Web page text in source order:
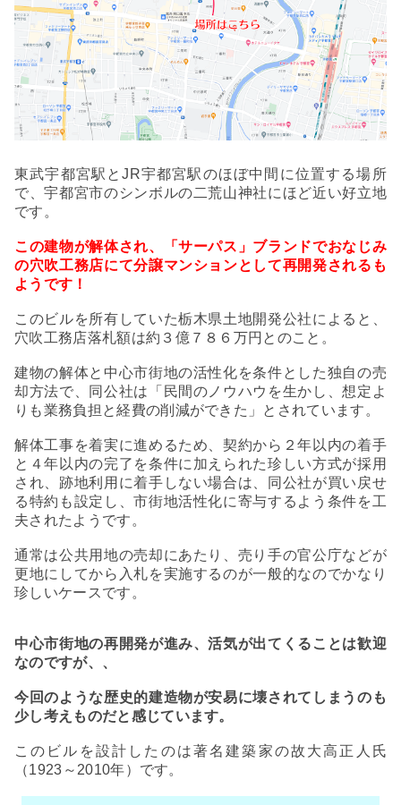
東武宇都宮駅とJR宇都宮駅のほぼ中間に位置する場所
で、宇都宮市のシンボルの二荒山神社にほど近い好立地
です。
この建物が解体され、「サーパス」ブランドでおなじみ
の穴吹工務店にて分譲マンションとして再開発されるも
ようです！
このビルを所有していた栃木県土地開発公社によると、
穴吹工務店落札額は約３億７８６万円とのこと。
建物の解体と中心市街地の活性化を条件とした独自の売
却方法で、同公社は「民間のノウハウを生かし、想定よ
りも業務負担と経費の削減ができた」とされています。
解体工事を着実に進めるため、契約から２年以内の着手
と４年以内の完了を条件に加えられた珍しい方式が採用
され、跡地利用に着手しない場合は、同公社が買い戻せ
る特約も設定し、市街地活性化に寄与するよう条件を工
夫されたようです。
通常は公共用地の売却にあたり、売り手の官公庁などが
更地にしてから入札を実施するのが一般的なのでかなり
珍しいケースです。
中心市街地の再開発が進み、活気が出てくることは歓迎
なのですが、、
今回のような歴史的建造物が安易に壊されてしまうのも
少し考えものだと感じています。
このビル を設計したのは著名建築家の故 大高正人 氏
（1923～2010年）です。